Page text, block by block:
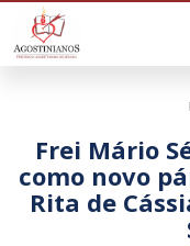
Frei Mário
como novo
Rita de